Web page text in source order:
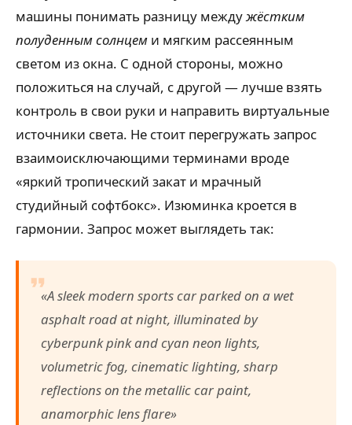
машины понимать разницу междужёстким
полуденным солнцем и мягким рассеянным
светом из окна. С одной стороны, можно
положиться на случай, с другой — лучше взять
контроль в свои руки и направить виртуальные
источники света. Не стоит перегружать запрос
взаимоисключающими терминами вроде
«яркий тропический закат и мрачный
студийный софтбокс». Изюминка кроется в
гармонии. Запрос может выглядеть так:
«A sleek modern sports car parked on a wet
asphalt road at night, illuminated by
cyberpunk pink and cyan neon lights,
volumetric fog, cinematic lighting, sharp
reflections on the metallic car paint,
anamorphic lens flare»